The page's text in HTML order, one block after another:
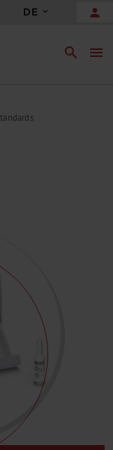
DE person
search menu